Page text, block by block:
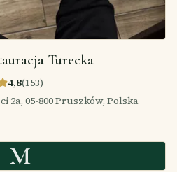
Turecka
4,8(153)
2a, 05-800 Pruszków, Polska
M